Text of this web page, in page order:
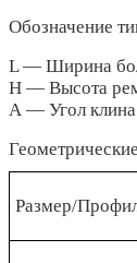
Обозначение
L — Ширина
Н — Высота
А — Угол клина
Размер/